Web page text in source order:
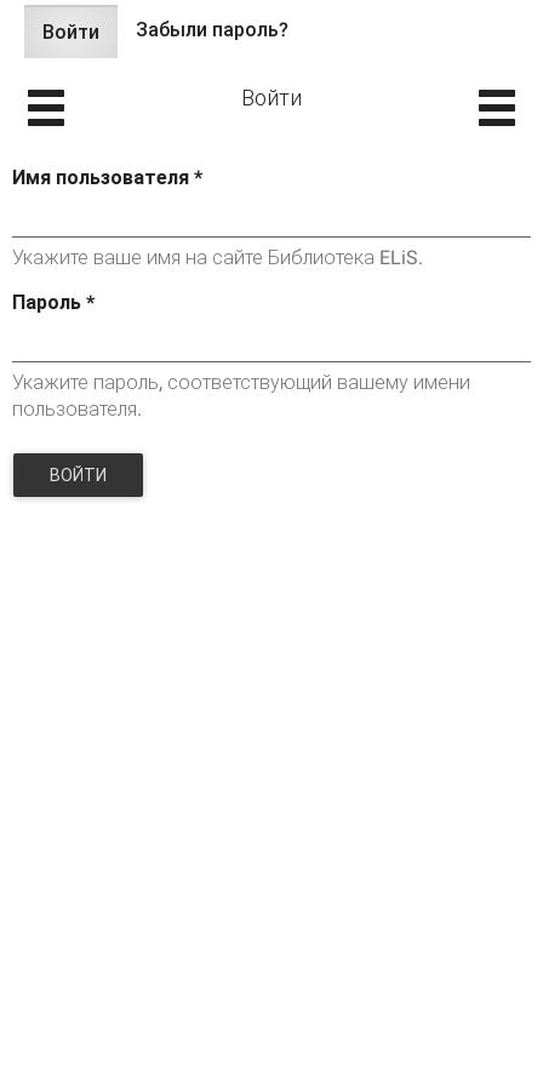
Главные вкладки
Войти (активная
вкладка)
Забыли пароль?
Войти
Имя пользователя *
Укажите ваше имя на сайте Библиотека ELiS.
Пароль *
Укажите пароль, соответствующий вашему имени
пользователя.
ВОЙТИ